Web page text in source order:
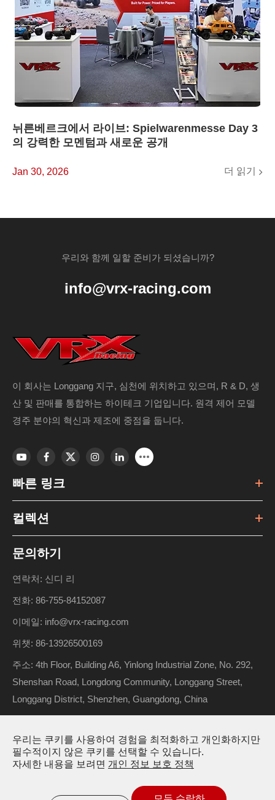
뉘른베르크에서 라이브: Spielwarenmesse Day 3
의 강력한 모멘텀과 새로운 공개
Jan 30, 2026 더 읽기
우리와 함께 일할 준비가 되셨습니까?
info@vrx-racing.com
이 회사는 Longgang 지구, 심천에 위치하고 있으며, R & D, 생
산 및 판매를 통합하는 하이테크 기업입니다. 원격 제어 모델
경주 분야의 혁신과 제조에 중점을 둡니다.
빠른 링크
컬렉션
문의하기
연락처: 신디 리
전화: 86-755-84152087
이메일: info@vrx-racing.com
위챗: 86-13926500169
주소: 4th Floor, Building A6, Yinlong Industrial Zone, No. 292,
Shenshan Road, Longdong Community, Longgang Street,
Longgang District, Shenzhen, Guangdong, China
저작권 ©Riverhobby Tech (Shenzhen) Co., Ltd.
유.
개인정보 처리방침
우리는 쿠키를 사용하여 경험을 최적화하고 개인화하지만
필수적이지 않은 쿠키를 선택할 수 있습니다.
자세한 내용을 보려면 개인 정보 보호 정책